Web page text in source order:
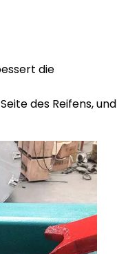
die
des Reifens, und